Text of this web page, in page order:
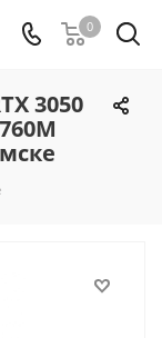
0
3050